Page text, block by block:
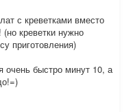
с креветками вместо
креветки нужно
приготовления)
очень быстро минут 10, а